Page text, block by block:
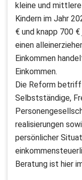
kleine und
Kindern im Jahr
€ und knapp 700
einen
Einkommen
Einkommen.
Die Reform
Selbstständige,
realisierungen
persönlicher
Beratung ist hier